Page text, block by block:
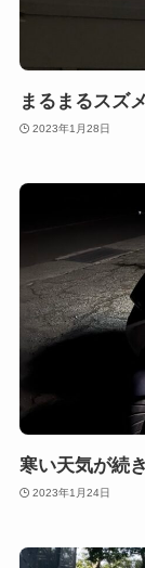
まるまるスズ
2023年1月28日
寒い天気が続
2023年1月24日